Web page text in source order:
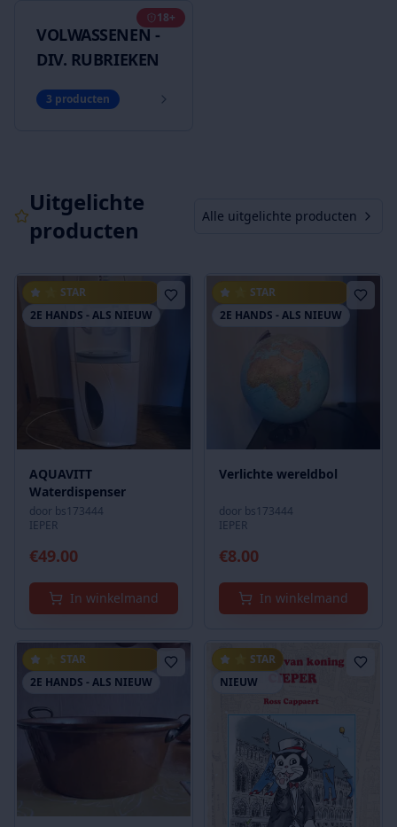
18+
VOLWASSENEN -
DIV. RUBRIEKEN
3 producten
Uitgelichte
producten
Alle uitgelichte producten
⭐ STAR
2E HANDS - ALS NIEUW
AQUAVITT
Waterdispenser
door bs173444
IEPER
€49.00
In winkelmand
⭐ STAR
2E HANDS - ALS NIEUW
Verlichte wereldbol
door bs173444
IEPER
€8.00
In winkelmand
⭐ STAR
2E HANDS - ALS NIEUW
⭐ STAR
NIEUW